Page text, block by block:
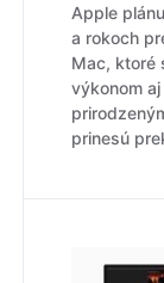
Apple
a rokoch
Mac, ktoré
výkonom
prinesú